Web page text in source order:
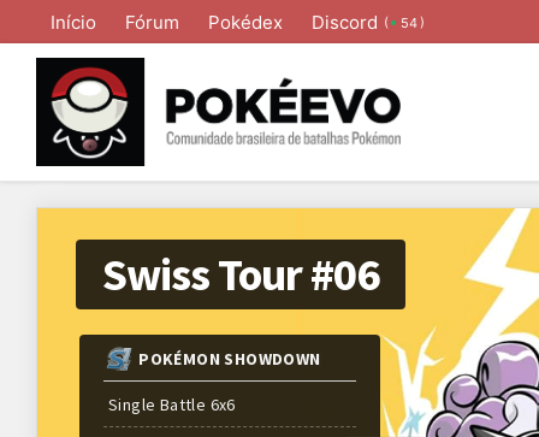
Início Fórum Pokédex Discord ( 54)
Swiss Tour #06
POKÉMON SHOWDOWN
Single Battle 6x6